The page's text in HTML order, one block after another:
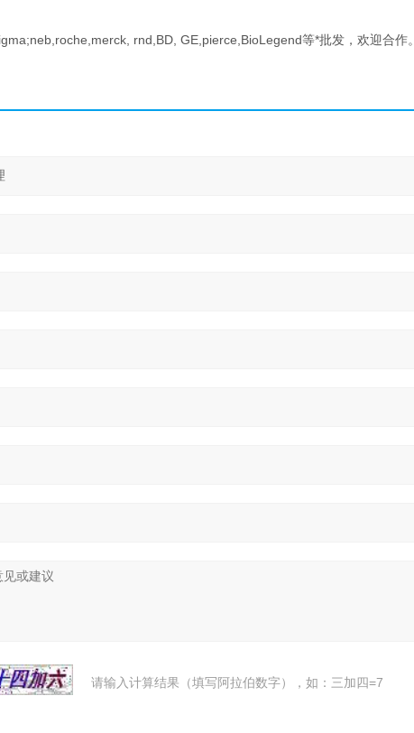
rnd,BD, GE,pierce,BioLegend等*批发，欢迎合作。
请输入计算结果（填写阿拉伯数字），如：三加四=7